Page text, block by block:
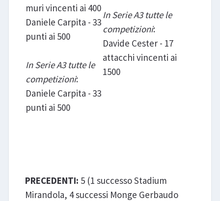
muri vincenti ai 400
Daniele Carpita - 33
punti ai 500
In Serie A3 tutte le
competizioni:
Daniele Carpita - 33
punti ai 500
In Serie A3 tutte le
competizioni:
Davide Cester - 17
attacchi vincenti ai
1500
PRECEDENTI: 5 (1 successo Stadium
Mirandola, 4 successi Monge Gerbaudo